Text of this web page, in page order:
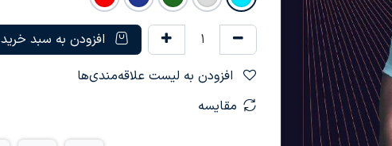
افزودن به سبد خرید
مقایسه